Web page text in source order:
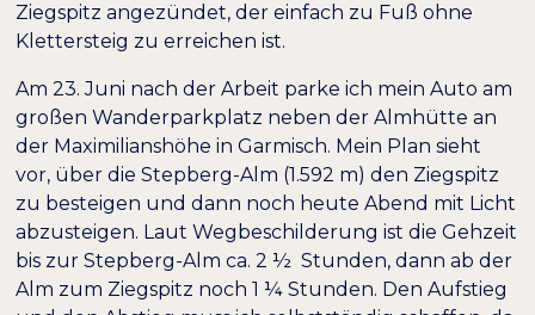
Bildschirmleser
Inhaltsskalierung 100% −
Schriftgröße 100% − +
Zeilenhöhe 100% − +
Buchstabenabstand 100% − +
Ziegspitz angezündet, der einfach zu Fuß ohne
Klettersteig zu erreichen ist.
Am 23. Juni nach der Arbeit parke ich mein Auto am
großen Wanderparkplatz neben der Almhütte an
der Maximilianshöhe in Garmisch. Mein Plan sieht
vor, über die Stepberg-Alm (1.592 m) den Ziegspitz
zu besteigen und dann noch heute Abend mit Licht
abzusteigen. Laut Wegbeschilderung ist die Gehzeit
bis zur Stepberg-Alm ca. 2 ½ Stunden, dann ab der
Alm zum Ziegspitz noch 1 ¼ Stunden. Den Aufstieg